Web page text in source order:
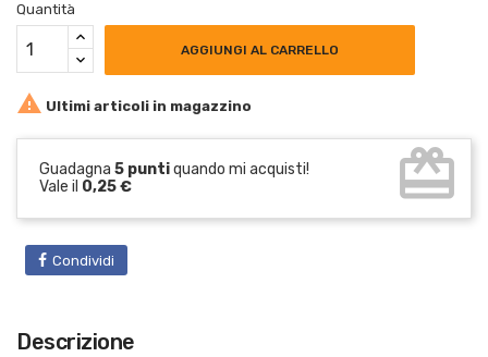
Quantità
AGGIUNGI AL CARRELLO
 Ultimi articoli in magazzino
Guadagna 5 puntiquando mi acquisti!
Vale il 0,25 € card_giftcard
Condividi
Descrizione